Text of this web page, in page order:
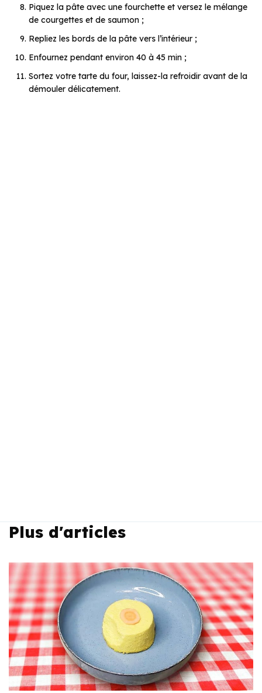
Piquez la pâte avec une fourchette et versez le mélange
de courgettes et de saumon ;
Repliez les bords de la pâte vers l’intérieur ;
Enfournez pendant environ 40 à 45 min ;
Sortez votre tarte du four, laissez-la refroidir avant de la
démouler délicatement.
Plus d'articles